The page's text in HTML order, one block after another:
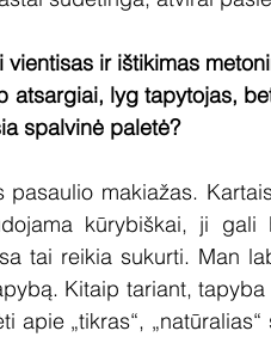
ir ištikimas
lyg tapytojas,
spalvinė paletė?
makiažas.
kūrybiškai, ji
tai reikia sukurti. Man
Kitaip tariant,
„tikras“,